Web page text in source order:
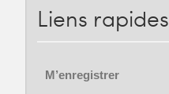
Liens rapides
M’enregistrer